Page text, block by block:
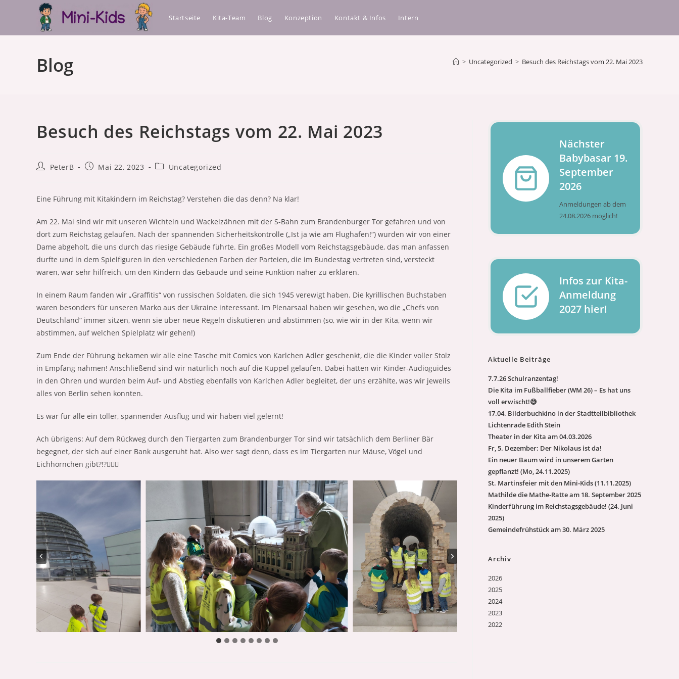
Startseite Kita-Team Blog Konzeption Kontakt & Infos Intern
Blog > Uncategorized > Besuch des Reichstags vom 22. Mai 2023
Besuch des Reichstags vom 22. Mai 2023
Beitrags-
PeterB
BeitragMai 22, 2023
Beitrags-
Uncategorized
Eine Führung mit Kitakindern im Reichstag? Verstehen die das denn? Na klar!
Am 22. Mai sind wir mit unseren Wichteln und Wackelzähnen mit der S-Bahn zum Brandenburger Tor gefahren und von
dort zum Reichstag gelaufen. Nach der spannenden Sicherheitskontrolle („Ist ja wie am Flughafen!“) wurden wir von einer
Dame abgeholt, die uns durch das riesige Gebäude führte. Ein großes Modell vom Reichstagsgebäude, das man anfassen
durfte und in dem Spielfiguren in den verschiedenen Farben der Parteien, die im Bundestag vertreten sind, versteckt
waren, war sehr hilfreich, um den Kindern das Gebäude und seine Funktion näher zu erklären.
In einem Raum fanden wir „Graffitis“ von russischen Soldaten, die sich 1945 verewigt haben. Die kyrillischen Buchstaben
waren besonders für unseren Marko aus der Ukraine interessant. Im Plenarsaal haben wir gesehen, wo die „Chefs von
Deutschland“ immer sitzen, wenn sie über neue Regeln diskutieren und abstimmen (so, wie wir in der Kita, wenn wir
abstimmen, auf welchen Spielplatz wir gehen!)
Zum Ende der Führung bekamen wir alle eine Tasche mit Comics von Karlchen Adler geschenkt, die die Kinder voller Stolz
in Empfang nahmen! Anschließend sind wir natürlich noch auf die Kuppel gelaufen. Dabei hatten wir Kinder-Audioguides
in den Ohren und wurden beim Auf- und Abstieg ebenfalls von Karlchen Adler begleitet, der uns erzählte, was wir jeweils
alles von Berlin sehen konnten.
Es war für alle ein toller, spannender Ausflug und wir haben viel gelernt!
Ach übrigens: Auf dem Rückweg durch den Tiergarten zum Brandenburger Tor sind wir tatsächlich dem Berliner Bär
begegnet, der sich auf einer Bank ausgeruht hat. Also wer sagt denn, dass es im Tiergarten nur Mäuse, Vögel und
Eichhörnchen gibt?!?🤷🏼‍♀️
Nächster
Babybasar 19.
September
2026
Anmeldungen ab dem
24.08.2026 möglich!
Infos zur Kita-
Anmeldung
2027 hier!
Aktuelle Beiträge
7.7.26 Schulranzentag!
Die Kita im Fußballfieber (WM 26) – Es hat uns
voll erwischt!😅
17.04. Bilderbuchkino in der Stadtteilbibliothek
Lichtenrade Edith Stein
Theater in der Kita am 04.03.2026
Fr, 5. Dezember: Der Nikolaus ist da!
Ein neuer Baum wird in unserem Garten
gepflanzt! (Mo, 24.11.2025)
St. Martinsfeier mit den Mini-Kids (11.11.2025)
Mathilde die Mathe-Ratte am 18. September 2025
Kinderführung im Reichstagsgebäude! (24. Juni
2025)
Gemeindefrühstück am 30. März 2025
Archiv
2026
2025
2024
2023
2022